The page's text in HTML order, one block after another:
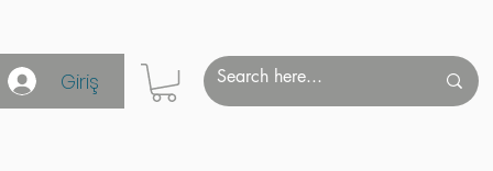
Giriş